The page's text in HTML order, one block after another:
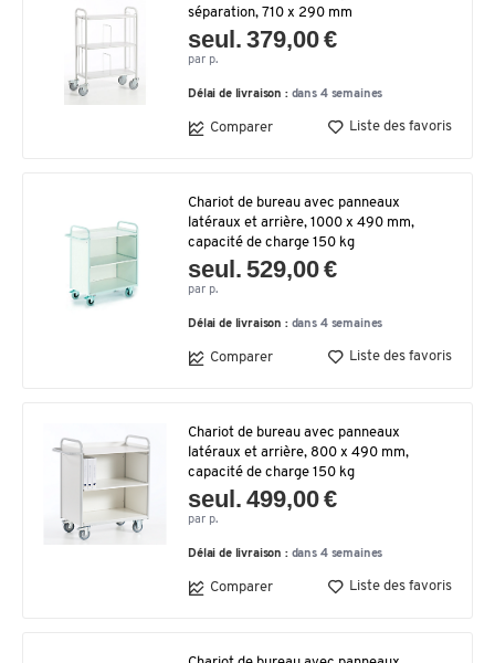
séparation, 710 x 290 mm
seul. 379,00 €
par p.
Délai de livraison : dans 4 semaines
Comparer Liste des favoris
Chariot de bureau avec panneaux
latéraux et arrière, 1000 x 490 mm,
capacité de charge 150 kg
seul. 529,00 €
par p.
Délai de livraison : dans 4 semaines
Comparer Liste des favoris
Chariot de bureau avec panneaux
latéraux et arrière, 800 x 490 mm,
capacité de charge 150 kg
seul. 499,00 €
par p.
Délai de livraison : dans 4 semaines
Comparer Liste des favoris